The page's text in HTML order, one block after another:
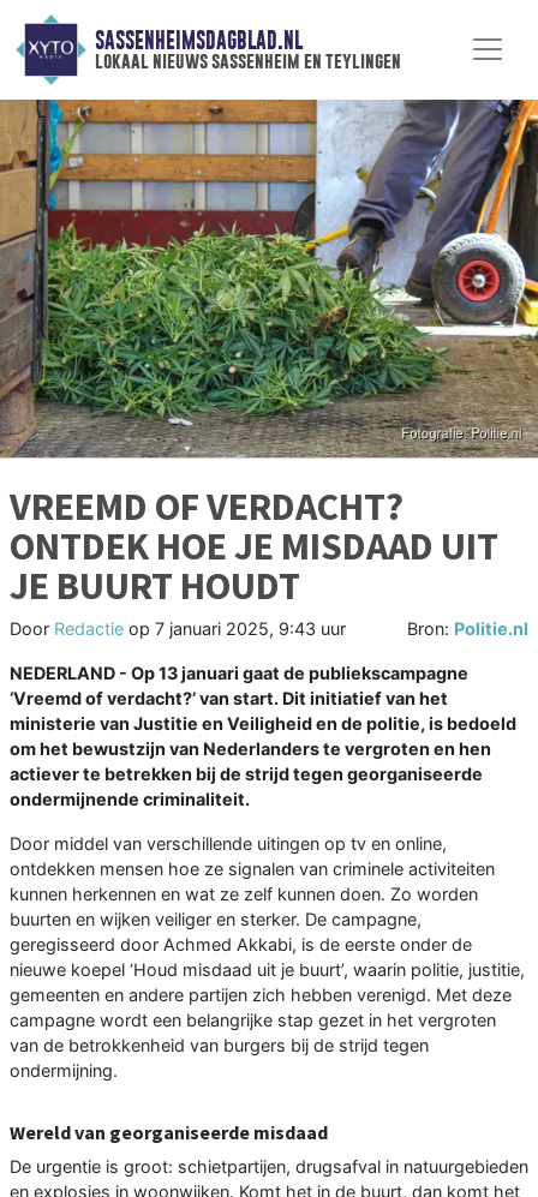
SASSENHEIMSDAGBLAD.NL
lokaal nieuws sassenheim en teylingen
VREEMD OF VERDACHT?
ONTDEK HOE JE MISDAAD UIT
JE BUURT HOUDT
Door Redactie op 7 januari 2025, 9:43 uur Bron: Politie.nl
NEDERLAND - Op 13 januari gaat de publiekscampagne
‘Vreemd of verdacht?’ van start. Dit initiatief van het
ministerie van Justitie en Veiligheid en de politie, is bedoeld
om het bewustzijn van Nederlanders te vergroten en hen
actiever te betrekken bij de strijd tegen georganiseerde
ondermijnende criminaliteit.
Door middel van verschillende uitingen op tv en online,
ontdekken mensen hoe ze signalen van criminele activiteiten
kunnen herkennen en wat ze zelf kunnen doen. Zo worden
buurten en wijken veiliger en sterker. De campagne,
geregisseerd door Achmed Akkabi, is de eerste onder de
nieuwe koepel ‘Houd misdaad uit je buurt’, waarin politie, justitie,
gemeenten en andere partijen zich hebben verenigd. Met deze
campagne wordt een belangrijke stap gezet in het vergroten
van de betrokkenheid van burgers bij de strijd tegen
ondermijning.
Wereld van georganiseerde misdaad
De urgentie is groot: schietpartijen, drugsafval in natuurgebieden
en explosies in woonwijken. Komt het in de buurt, dan komt het